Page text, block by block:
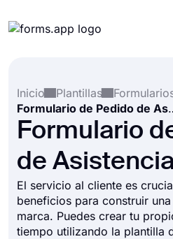
Integraciones
Plantillas
Recursos
Inicio
Plantillas
Formulario
Formulario
de
El servicio al cliente es
beneficios para construir
marca. Puedes crear tu
tiempo utilizando la plantilla